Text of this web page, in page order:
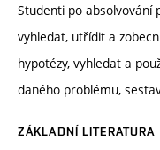
Studenti po absolvování
vyhledat, utřídit a
hypotézy, vyhledat a
daného problému,
ZÁKLADNÍ LITERATURA